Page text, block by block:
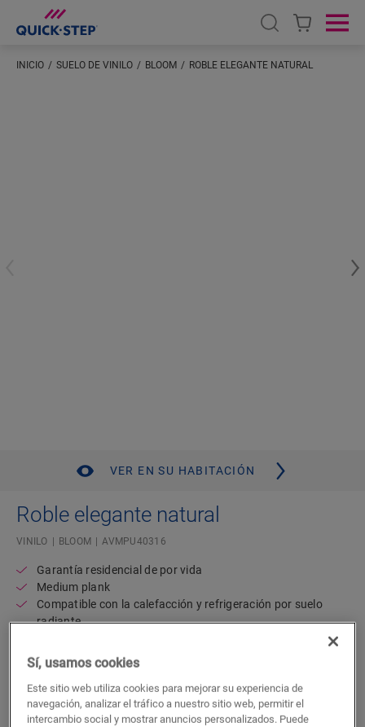
Open search
INICIO SUELO DE VINILO BLOOM ROBLE ELEGANTE NATURAL
VER EN SU HABITACIÓN
Roble elegante natural
VINILO BLOOM AVMPU40316
Garantía residencial de por vida
Medium plank
Compatible con la calefacción y refrigeración por suelo
radiante
Capa de subsuelo acoplada
54,71€/m²
P.V.P Recomendado ( IVA incluido)
Sí, usamos cookies
Este sitio web utiliza cookies para mejorar su experiencia de
navegación, analizar el tráfico a nuestro sitio web, permitir el
intercambio social y mostrar anuncios personalizados. Puede